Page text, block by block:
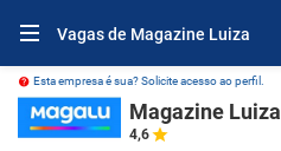
Vagas de Magazine Luiza
Esta empresa é sua? Solicite acesso ao perfil.
Magazine Luiza
4,6